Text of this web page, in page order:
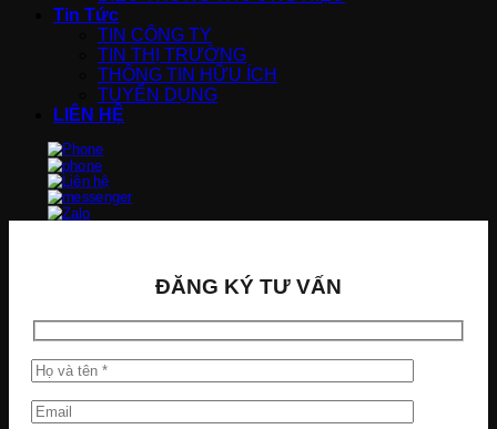
Tin Tức
TIN CÔNG TY
TIN THỊ TRƯỜNG
THÔNG TIN HỮU ÍCH
TUYỂN DỤNG
LIÊN HỆ
ĐĂNG KÝ TƯ VẤN